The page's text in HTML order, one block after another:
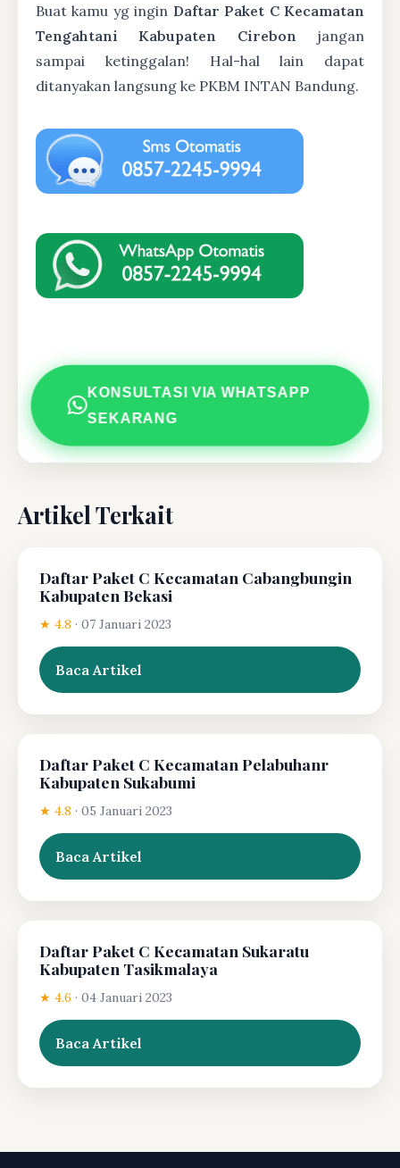
Buat kamu yg ingin Daftar Paket C Kecamatan
Tengahtani Kabupaten Cirebon jangan
sampai ketinggalan! Hal-hal lain dapat
ditanyakan langsung ke PKBM INTAN Bandung.
KONSULTASI VIA WHATSAPP
SEKARANG
Artikel Terkait
Daftar Paket C Kecamatan Cabangbungin
Kabupaten Bekasi
★ 4.8 · 07 Januari 2023
Baca Artikel
Daftar Paket C Kecamatan Pelabuhanr
Kabupaten Sukabumi
★ 4.8 · 05 Januari 2023
Baca Artikel
Daftar Paket C Kecamatan Sukaratu
Kabupaten Tasikmalaya
★ 4.6 · 04 Januari 2023
Baca Artikel